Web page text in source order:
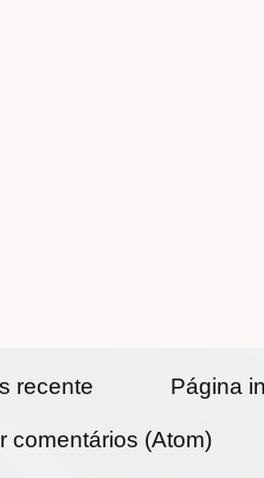
recente Página
comentários (Atom)